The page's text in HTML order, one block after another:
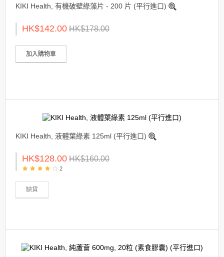
KIKI Health, 有機破壁綠藻片 - 200 片 (平行進口)
HK$142.00 HK$178.00
加入購物車
KIKI Health, 液體葉綠素 125ml (平行進口)
HK$128.00 HK$160.00
2
缺貨